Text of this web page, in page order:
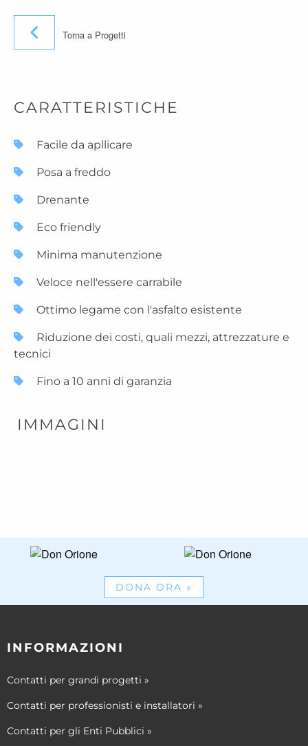
Torna a Progetti
CARATTERISTICHE
Facile da apllicare
Posa a freddo
Drenante
Eco friendly
Minima manutenzione
Veloce nell'essere carrabile
Ottimo legame con l'asfalto esistente
Riduzione dei costi, quali mezzi, attrezzature e
tecnici
Fino a 10 anni di garanzia
IMMAGINI
DONA ORA »
INFORMAZIONI
Contatti per grandi progetti »
Contatti per professionisti e installatori »
Contatti per gli Enti Pubblici »